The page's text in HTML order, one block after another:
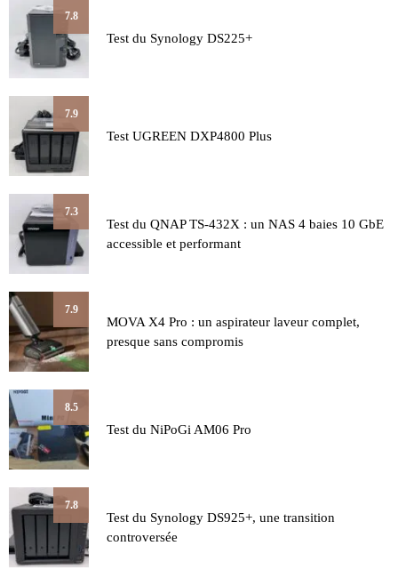
7.8
Test du Synology DS225+
7.9
Test UGREEN DXP4800 Plus
7.3
Test du QNAP TS-432X : un NAS 4 baies 10 GbE
accessible et performant
7.9
MOVA X4 Pro : un aspirateur laveur complet,
presque sans compromis
8.5
Test du NiPoGi AM06 Pro
7.8
Test du Synology DS925+, une transition
controversée